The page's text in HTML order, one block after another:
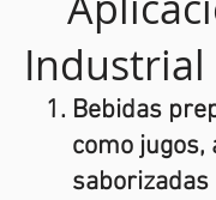
Industrial
Bebidas
como jugos,
saborizadas